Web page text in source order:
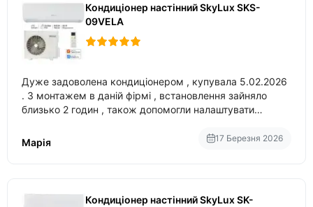
Кондиціонер настінний SkyLux SKS-
09VELA
Дуже задоволена кондиціонером , купувала 5.02.2026
. З монтажем в даній фірмі , встановлення зайняло
близько 2 годин , також допомогли налаштувати
Марія
17 Березня 2026
Кондиціонер настінний SkyLux SK-